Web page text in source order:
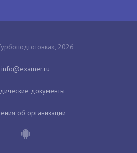
2026
документы
об организации